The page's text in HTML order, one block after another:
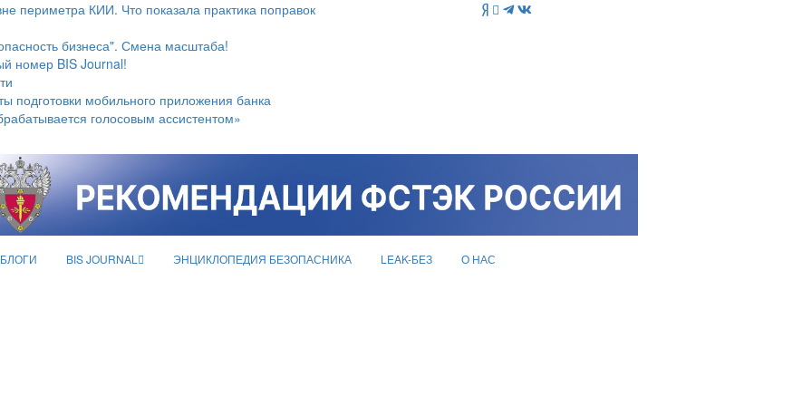
периметра КИИ. Что показала практика поправок
бизнеса". Смена масштаба!
номер BIS Journal!
подготовки мобильного приложения банка
голосовым ассистентом»
БЛОГИ BIS JOURNAL ЭНЦИКЛОПЕДИЯ БЕЗОПАСНИКА LEAK-БЕЗ О НАС